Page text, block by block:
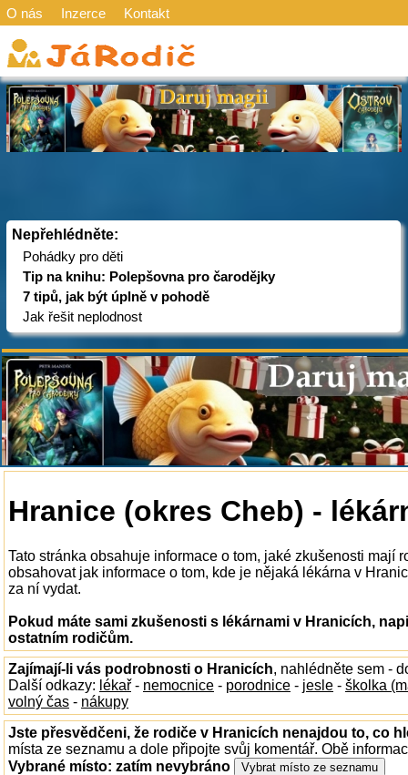
O nás Inzerce Kontakt
Nepřehlédněte:
Pohádky pro děti
Tip na knihu: Polepšovna pro čarodějky
7 tipů, jak být úplně v pohodě
Jak řešit neplodnost
Hranice (okres Cheb) -
Tato stránka obsahuje informace o tom, jaké zkušenosti mají
obsahovat jak informace o tom, kde je nějaká lékárna v
za ní vydat.
Pokud máte sami zkušenosti s lékárnami v Hranicích,
ostatním rodičům.
Zajímají-li vás podrobnosti o Hranicích, nahlédněte sem -
Další odkazy: lékař - nemocnice - porodnice - jesle - školka
volný čas - nákupy
Jste přesvědčeni, že rodiče v Hranicích nenajdou to, co
místa ze seznamu a dole připojte svůj komentář. Obě
Vybrané místo: zatím nevybráno